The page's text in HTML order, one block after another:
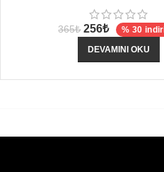
365₺ 256₺ % 30
DEVAMINI OKU